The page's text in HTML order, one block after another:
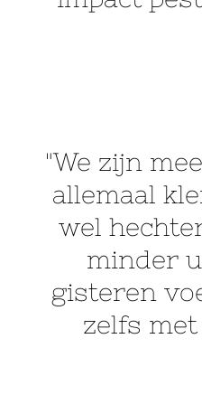
"We zijn
allemaal
wel
minder
gisteren
zelfs